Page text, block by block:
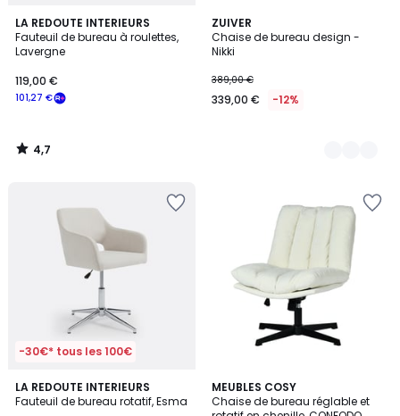
LA REDOUTE INTERIEURS
Fauteuil de bureau à roulettes,
Lavergne
101,27 €
119,00 €
4,7
/ 5
4,7
/
ZUIVER
Chaise de bureau design -
Nikki
389,00 €
339,00 € -12%
2
Couleurs
-30€* tous les 100€
LA REDOUTE INTERIEURS
Fauteuil de bureau rotatif, Esma
4,7
/ 5
MEUBLES COSY
Chaise de bureau réglable et
1,5
/
4
Couleurs